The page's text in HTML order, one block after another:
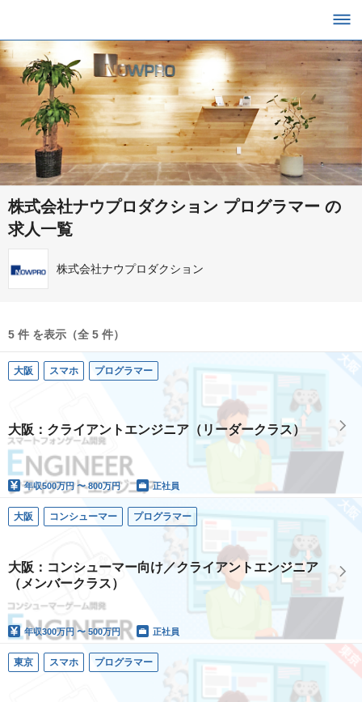
株式会社ナウプロダクション プログラマー の
求人一覧
株式会社ナウプロダクション
5 件 を表示（全 5 件）
大阪 スマホ プログラマー
大阪：クライアントエンジニア（リーダークラス）
年収500万円 〜 800万円 正社員
大阪 コンシューマー プログラマー
大阪：コンシューマー向け／クライアントエンジニア
（メンバークラス）
年収300万円 〜 500万円 正社員
東京 スマホ プログラマー